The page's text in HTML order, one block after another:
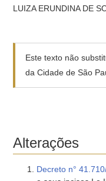
LUIZA ERUNDINA DE
Este texto não
da Cidade de São
Alterações
Decreto n°